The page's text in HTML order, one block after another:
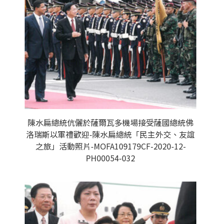
陳水扁總統伉儷於薩爾瓦多機場接受薩國總統佛
洛瑞斯以軍禮歡迎-陳水扁總統「民主外交、友誼
之旅」活動照片-MOFA109179CF-2020-12-
PH00054-032